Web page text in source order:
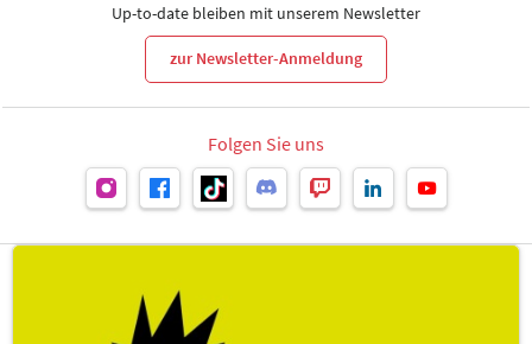
Up-to-date bleiben mit unserem Newsletter
zur Newsletter-Anmeldung
Folgen Sie uns